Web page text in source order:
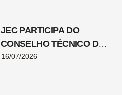
JEC PARTICIPA DO
CONSELHO TÉCNICO DA
COPA SANTA CATARINA
16/07/2026